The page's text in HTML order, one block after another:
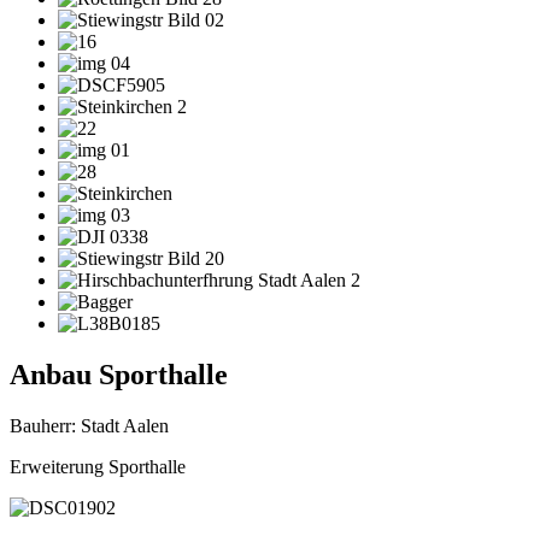
Anbau Sporthalle
Bauherr: Stadt Aalen
Erweiterung Sporthalle